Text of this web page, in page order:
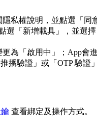
私權說明，並點選「同
選「新增載具」，並選
為「啟用中」；App會
播驗證」或「OTP 驗證
查看綁定及操作方式。